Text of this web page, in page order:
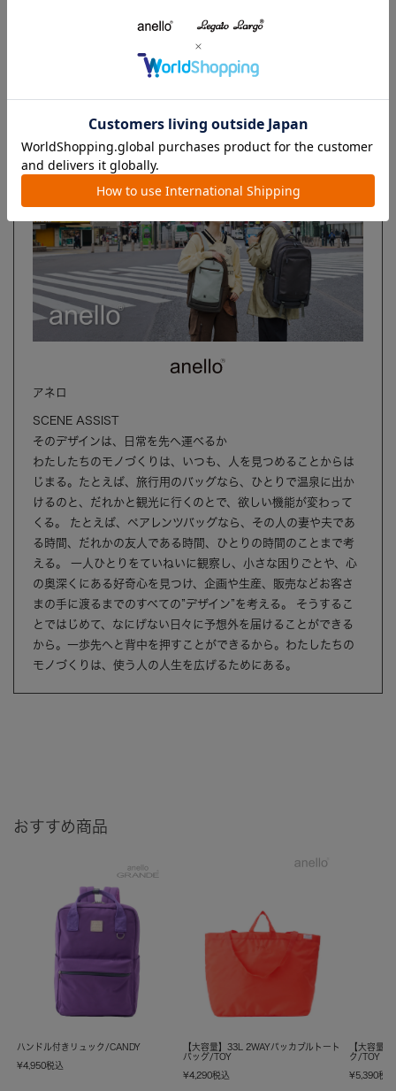
アネロ
SCENE ASSIST
そのデザインは、日常を先へ運べるか
わたしたちのモノづくりは、いつも、人を見つめることからは
じまる。たとえば、旅行用のバッグなら、ひとりで温泉に出か
けるのと、だれかと観光に行くのとで、欲しい機能が変わって
くる。 たとえば、ペアレンツバッグなら、その人の妻や夫であ
る時間、だれかの友人である時間、ひとりの時間のことまで考
える。 一人ひとりをていねいに観察し、小さな困りごとや、心
の奥深くにある好奇心を見つけ、企画や生産、販売などお客さ
まの手に渡るまでのすべての”デザイン”を考える。 そうするこ
とではじめて、なにげない日々に予想外を届けることができる
から。一歩先へと背中を押すことができるから。わたしたちの
モノづくりは、使う人の人生を広げるためにある。
おすすめ商品
ハンドル付きリュック/CANDY
¥4,950税込
【大容量】33L 2WAYパッカブルトート
バッグ/TOY
¥4,290税込
【大容量
ク/TOY
¥5,390税込